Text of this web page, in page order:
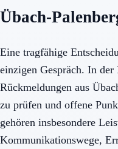
Übach-
Eine tragfähige
einzigen Gespräch. In
Rückmeldungen aus
zu prüfen und offene
gehören insbesondere
Kommunikationswege,